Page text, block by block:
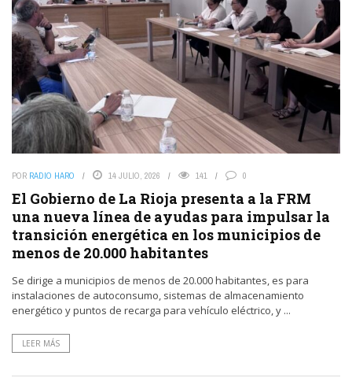
POR RADIO HARO 14 JULIO, 2026 141 0
El Gobierno de La Rioja presenta a la FRM
una nueva línea de ayudas para impulsar la
transición energética en los municipios de
menos de 20.000 habitantes
Se dirige a municipios de menos de 20.000 habitantes, es para
instalaciones de autoconsumo, sistemas de almacenamiento
energético y puntos de recarga para vehículo eléctrico, y ...
LEER MÁS